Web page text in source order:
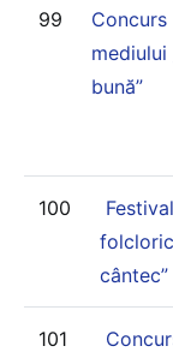
99
mediului
bună”
100
cântec”
101